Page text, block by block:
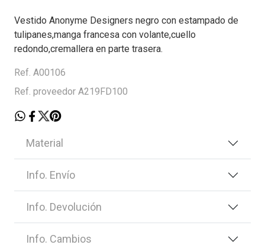
Vestido Anonyme Designers negro con estampado de
tulipanes,manga francesa con volante,cuello
redondo,cremallera en parte trasera.
Ref. A00106
Ref. proveedor A219FD100
Material
Info. Envío
Info. Devolución
Info. Cambios